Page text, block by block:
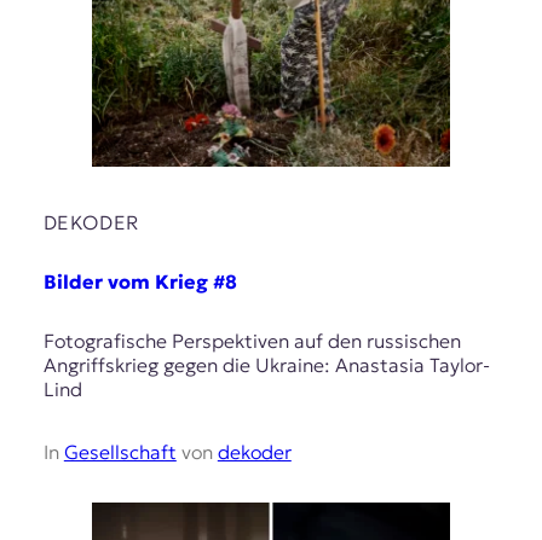
DEKODER
Bilder vom Krieg #8
Fotografische Perspektiven auf den russischen
Angriffskrieg gegen die Ukraine: Anastasia Taylor-
Lind
In Gesellschaft von dekoder